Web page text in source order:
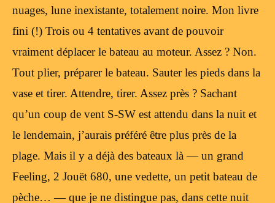
nuages, lune inexistante, totalement noire. Mon livre
fini (!) Trois ou 4 tentatives avant de pouvoir
vraiment déplacer le bateau au moteur. Assez ? Non.
Tout plier, préparer le bateau. Sauter les pieds dans la
vase et tirer. Attendre, tirer. Assez près ? Sachant
qu’un coup de vent S-SW est attendu dans la nuit et
le lendemain, j’aurais préféré être plus près de la
plage. Mais il y a déjà des bateaux là — un grand
Feeling, 2 Jouët 680, une vedette, un petit bateau de
pèche… — que je ne distingue pas, dans cette nuit